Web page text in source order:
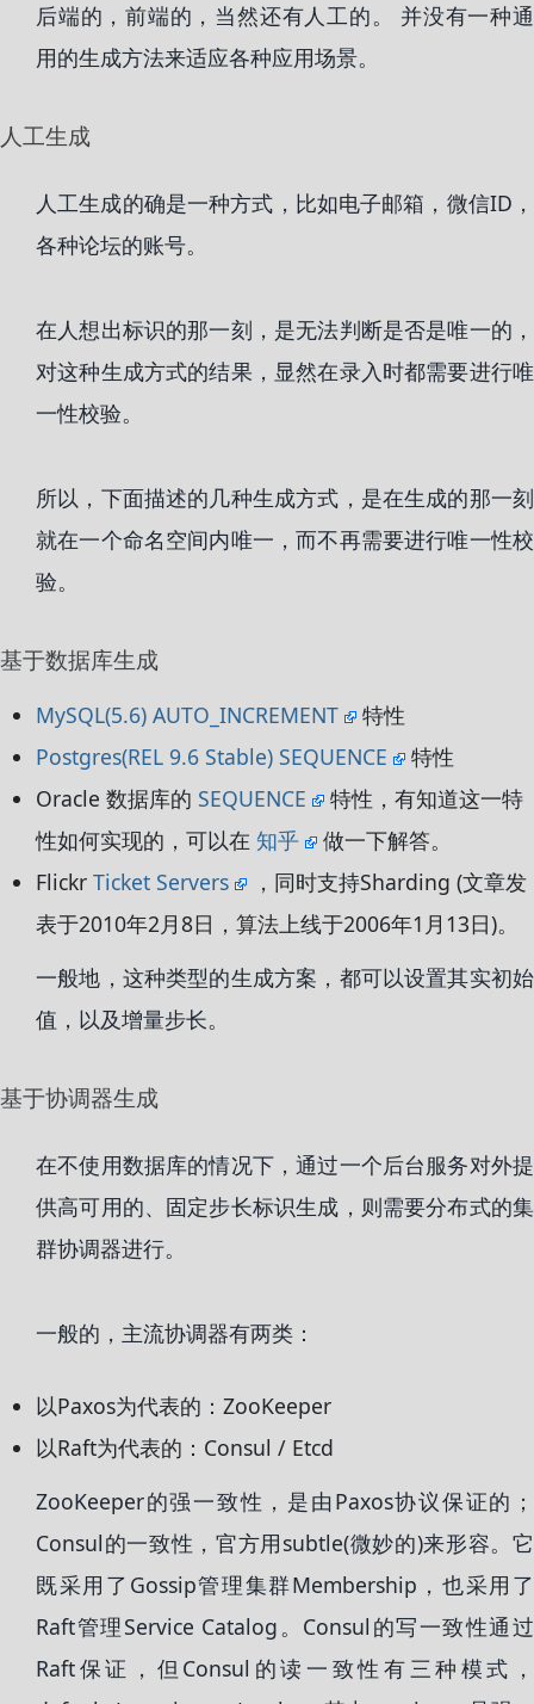
后端的，前端的，当然还有人工的。 并没有一种通
用的生成方法来适应各种应用场景。
人工生成
人工生成的确是一种方式，比如电子邮箱，微信ID，
各种论坛的账号。
在人想出标识的那一刻，是无法判断是否是唯一的，
对这种生成方式的结果，显然在录入时都需要进行唯
一性校验。
所以，下面描述的几种生成方式，是在生成的那一刻
就在一个命名空间内唯一，而不再需要进行唯一性校
验。
基于数据库生成
MySQL(5.6) AUTO_INCREMENT
特性
Postgres(REL 9.6 Stable) SEQUENCE
特性
Oracle 数据库的 SEQUENCE
特性，有知道这一特
性如何实现的，可以在 知乎
做一下解答。
Flickr Ticket Servers
，同时支持Sharding (文章发
表于2010年2月8日，算法上线于2006年1月13日)。
一般地，这种类型的生成方案，都可以设置其实初始
值，以及增量步长。
基于协调器生成
在不使用数据库的情况下，通过一个后台服务对外提
供高可用的、固定步长标识生成，则需要分布式的集
群协调器进行。
一般的，主流协调器有两类：
以Paxos为代表的：ZooKeeper
以Raft为代表的：Consul / Etcd
ZooKeeper的强一致性，是由Paxos协议保证的；
Consul的一致性，官方用subtle(微妙的)来形容。它
既采用了Gossip管理集群Membership，也采用了
Raft管理Service Catalog。Consul的写一致性通过
Raft保证，但Consul的读一致性有三种模式，